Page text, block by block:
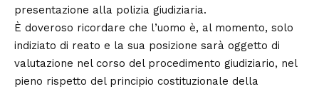
presentazione alla polizia giudiziaria.
È doveroso ricordare che l’uomo è, al momento, solo
indiziato di reato e la sua posizione sarà oggetto di
valutazione nel corso del procedimento giudiziario, nel
pieno rispetto del principio costituzionale della